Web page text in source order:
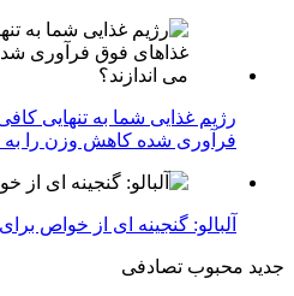
رژیم غذایی شما به تنهایی
فرآوری شده کاهش وزن را به
آلبالو: گنجینه ای از خواص
جدید محبوب تصادفی